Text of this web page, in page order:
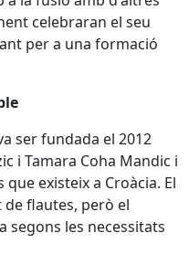
celebraran el seu
per a una formació
ser fundada el 2012
i Tamara Coha Mandic i
existeix a Croàcia. El
flautes, però el
les necessitats